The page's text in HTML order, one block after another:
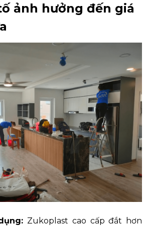
ảnh hưởng đến giá
Zukoplast cao cấp đắt hơn